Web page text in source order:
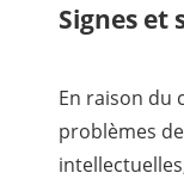
Signes et
En raison du
problèmes